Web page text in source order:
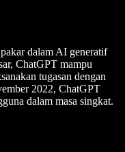
dalam AI generatif
ChatGPT mampu
tugasan dengan
2022, ChatGPT
dalam masa singkat.